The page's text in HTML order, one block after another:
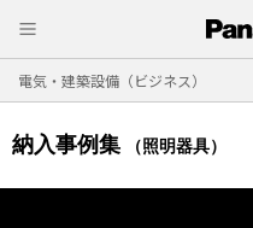
電気・建築設備（ビジネス）
納入事例集 （照明器具）